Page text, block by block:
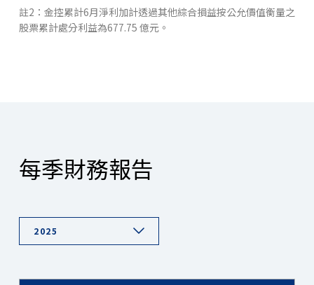
註2：金控累計6月淨利加計透過其他綜合損益按公允價值衡量之
股票累計處分利益為677.75 億元。
每季財務報告
2025